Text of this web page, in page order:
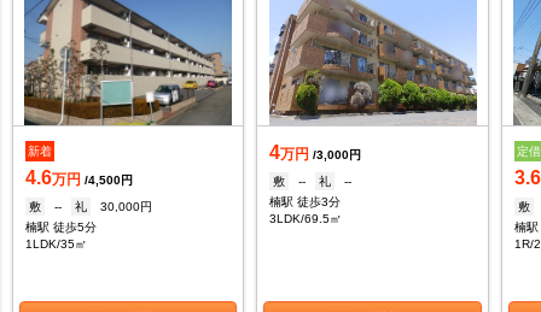
新着
4.6万円 /4,500円
敷
-- 礼
30,000円
楠駅 徒歩5分
1LDK/35㎡
4万円 /3,000円
敷
-- 礼
--
楠駅 徒歩3分
3LDK/69.5㎡
定借
3.6
敷
楠駅
1R/